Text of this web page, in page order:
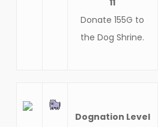
Donate 155G to
the Dog Shrine.
Dognation Level